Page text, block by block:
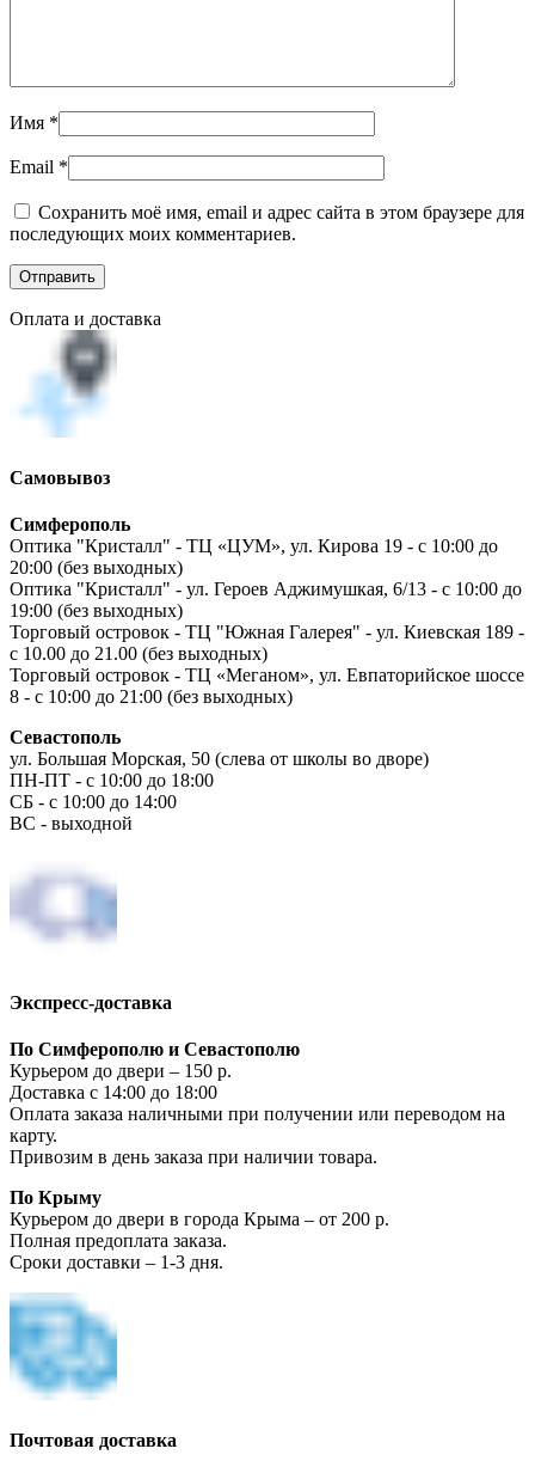
Имя *
Email *
Сохранить моё имя, email и адрес сайта в этом браузере для
последующих моих комментариев.
Оплата и доставка
Самовывоз
Симферополь
Оптика "Кристалл" - ТЦ «ЦУМ», ул. Кирова 19 - с 10:00 до
20:00 (без выходных)
Оптика "Кристалл" - ул. Героев Аджимушкая, 6/13 - с 10:00 до
19:00 (без выходных)
Торговый островок - ТЦ "Южная Галерея" - ул. Киевская 189 -
с 10.00 до 21.00 (без выходных)
Торговый островок - ТЦ «Меганом», ул. Евпаторийское шоссе
8 - с 10:00 до 21:00 (без выходных)
Севастополь
ул. Большая Морская, 50 (слева от школы во дворе)
ПН-ПТ - с 10:00 до 18:00
СБ - с 10:00 до 14:00
ВС - выходной
Экспресс-доставка
По Симферополю и Севастополю
Курьером до двери – 150 р.
Доставка с 14:00 до 18:00
Оплата заказа наличными при получении или переводом на
карту.
Привозим в день заказа при наличии товара.
По Крыму
Курьером до двери в города Крыма – от 200 р.
Полная предоплата заказа.
Сроки доставки – 1-3 дня.
Почтовая доставка